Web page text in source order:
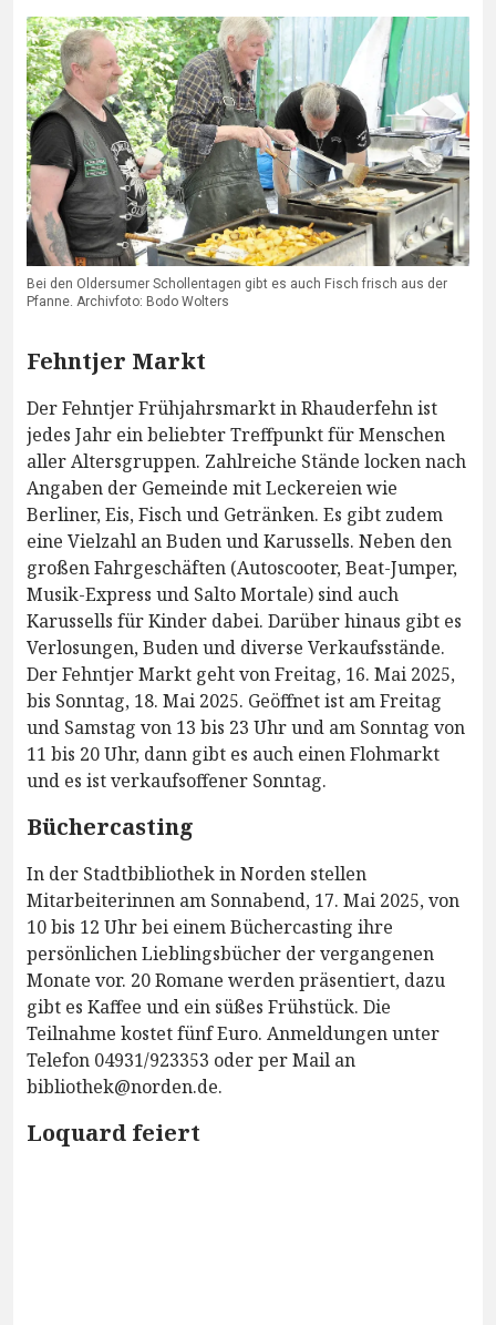
Bei den Oldersumer Schollentagen gibt es auch Fisch frisch aus der
Pfanne. Archivfoto: Bodo Wolters
Fehntjer Markt
Der Fehntjer Frühjahrsmarkt in Rhauderfehn ist
jedes Jahr ein beliebter Treffpunkt für Menschen
aller Altersgruppen. Zahlreiche Stände locken nach
Angaben der Gemeinde mit Leckereien wie
Berliner, Eis, Fisch und Getränken. Es gibt zudem
eine Vielzahl an Buden und Karussells. Neben den
großen Fahrgeschäften (Autoscooter, Beat-Jumper,
Musik-Express und Salto Mortale) sind auch
Karussells für Kinder dabei. Darüber hinaus gibt es
Verlosungen, Buden und diverse Verkaufsstände.
Der Fehntjer Markt geht von Freitag, 16. Mai 2025,
bis Sonntag, 18. Mai 2025. Geöffnet ist am Freitag
und Samstag von 13 bis 23 Uhr und am Sonntag von
11 bis 20 Uhr, dann gibt es auch einen Flohmarkt
und es ist verkaufsoffener Sonntag.
Büchercasting
In der Stadtbibliothek in Norden stellen
Mitarbeiterinnen am Sonnabend, 17. Mai 2025, von
10 bis 12 Uhr bei einem Büchercasting ihre
persönlichen Lieblingsbücher der vergangenen
Monate vor. 20 Romane werden präsentiert, dazu
gibt es Kaffee und ein süßes Frühstück. Die
Teilnahme kostet fünf Euro. Anmeldungen unter
Telefon 04931/923353 oder per Mail an
bibliothek@norden.de.
Loquard feiert